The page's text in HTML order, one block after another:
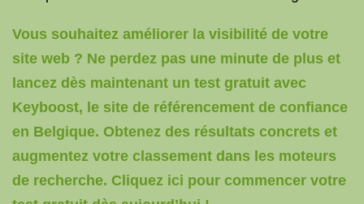
Vous souhaitez améliorer la visibilité de votre
site web ? Ne perdez pas une minute de plus et
lancez dès maintenant un test gratuit avec
Keyboost, le site de référencement de confiance
en Belgique. Obtenez des résultats concrets et
augmentez votre classement dans les moteurs
de recherche. Cliquez ici pour commencer votre